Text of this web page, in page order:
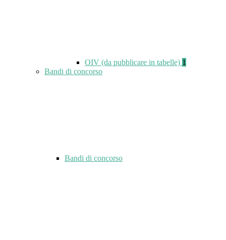
OIV (da pubblicare in tabelle) 1
Bandi di concorso
Bandi di concorso